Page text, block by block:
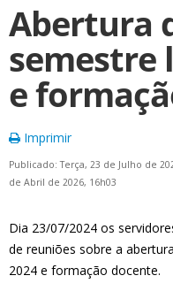
Abertura
semestre
e
Imprimir
Publicado: Terça, 23 de Julho de
de Abril de 2026, 16h03
Dia 23/07/2024 os
de reuniões sobre a
2024 e formação docente.